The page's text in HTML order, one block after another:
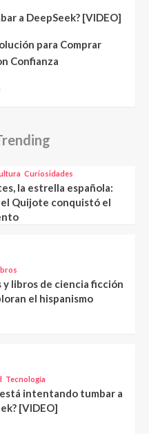
a DeepSeek? [VIDEO]
para Comprar
Confianza
Curiosidades
la estrella española:
Quijote conquistó el
y libros de ciencia ficción
el hispanismo
Tecnología
intentando tumbar a
[VIDEO]